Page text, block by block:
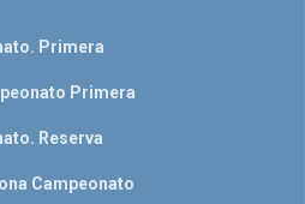
Primera
Primera
Reserva
Campeonato